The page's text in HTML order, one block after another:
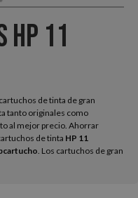
11
de tinta de gran
tanto originales como
al mejor precio. Ahorrar
de tinta HP 11
. Los cartuchos de gran